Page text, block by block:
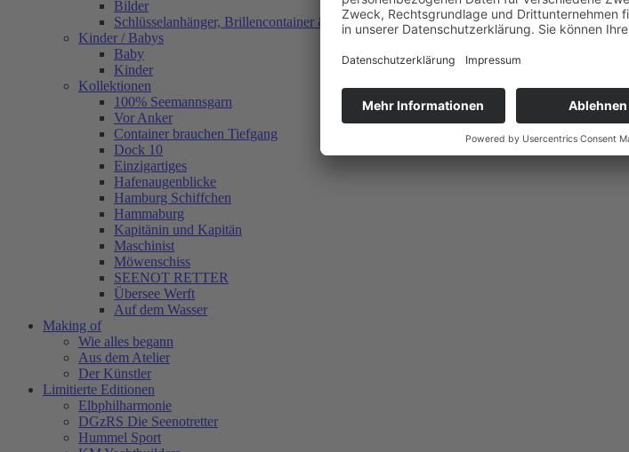
Bilder
Schlüsselanhänger, Brillencontainer & mehr
Kinder / Babys
Baby
Kinder
Kollektionen
100% Seemannsgarn
Vor Anker
Container brauchen Tiefgang
Dock 10
Einzigartiges
Hafenaugen­blicke
Hamburg Schiffchen
Hammaburg
Kapitänin und Kapitän
Maschinist
Möwenschiss
SEENOT RETTER
Übersee Werft
Auf dem Wasser
Making of
Wie alles begann
Aus dem Atelier
Der Künstler
Limitierte Editionen
Elbphilharmonie
DGzRS Die Seenotretter
Hummel Sport